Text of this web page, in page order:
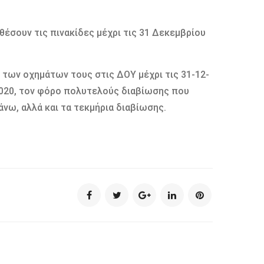
τις πινακίδες μέχρι τις 31 Δεκεμβρίου
των οχημάτων τους στις ΔΟΥ μέχρι τις 31-12-
τον φόρο πολυτελούς διαβίωσης που
αλλά και τα τεκμήρια διαβίωσης.